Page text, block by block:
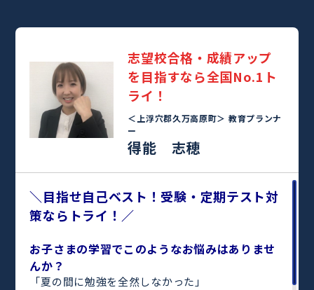
志望校合格・成績アップ
を目指すなら全国No.1ト
ライ！
＜上浮穴郡久万高原町＞ 教育プランナ
ー
得能 志穂
＼目指せ自己ベスト！受験・定期テスト対
策ならトライ！／
お子さまの学習でこのようなお悩みはありませ
んか？
「夏の間に勉強を全然しなかった」